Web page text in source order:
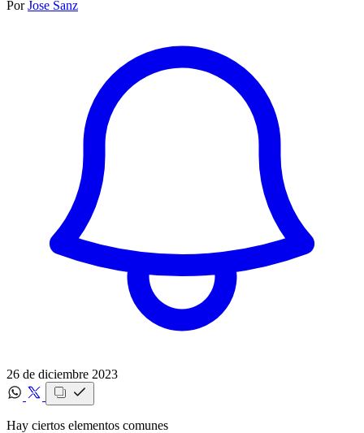
Por Jose Sanz
26 de diciembre 2023
Hay ciertos elementos comunes